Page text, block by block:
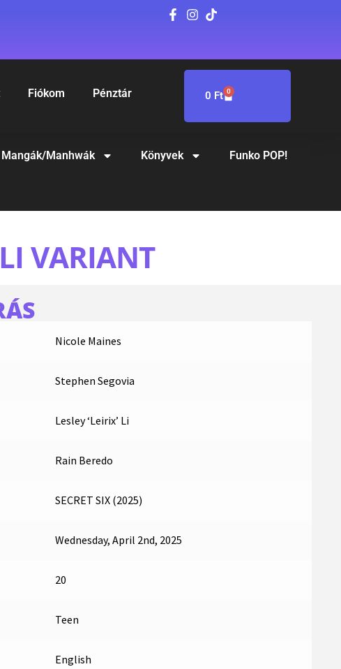
Fiókom Pénztár 0 Ft 0
Mangák/Manhwák Könyvek Funko POP!
LI VARIANT
Nicole Maines
Stephen Segovia
Lesley ‘Leirix’ Li
Rain Beredo
SECRET SIX (2025)
Wednesday, April 2nd, 2025
20
Teen
English